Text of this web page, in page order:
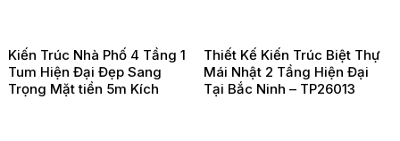
Kiến Trúc Nhà Phố 4 Tầng 1
Tum Hiện Đại Đẹp Sang
Trọng Mặt tiền 5m Kích
Thiết Kế Kiến Trúc Biệt Thự
Mái Nhật 2 Tầng Hiện Đại
Tại Bắc Ninh – TP26013